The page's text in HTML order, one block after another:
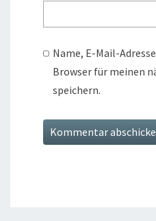
Name, E-Mail-
Browser für meinen
speichern.